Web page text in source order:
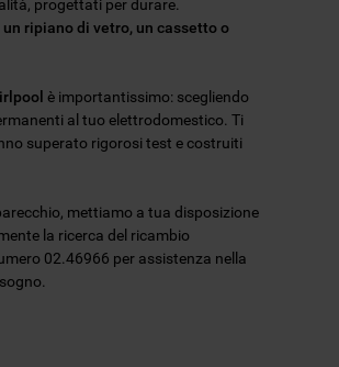
progettati per durare.
ripiano di vetro, un cassetto o
è importantissimo: scegliendo
al tuo elettrodomestico. Ti
superato rigorosi test e costruiti
mettiamo a tua disposizione
la ricerca del ricambio
02.46966 per assistenza nella